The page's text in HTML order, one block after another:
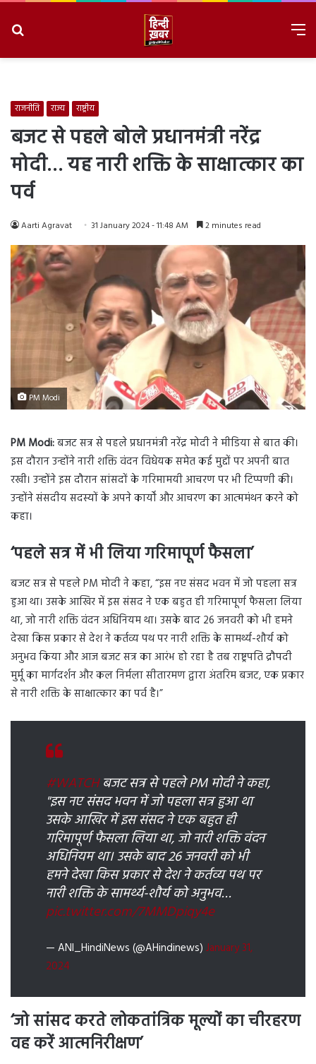
राजनीति राज्य राष्ट्रीय
बजट से पहले बोले प्रधानमंत्री नरेंद्र
मोदी… यह नारी शक्ति के साक्षात्कार का
पर्व
Aarti Agravat 31 January 2024 - 11:48 AM 2 minutes read
PM Modi
PM Modi:बजट सत्र से पहले प्रधानमंत्री नरेंद्र मोदी ने मीडिया से बात की।
इस दौरान उन्होंने नारी शक्ति वंदन विधेयक समेत कई मुद्दों पर अपनी बात
रखी। उन्होंने इस दौरान सांसदों के गरिमामयी आचरण पर भी टिप्पणी की।
उन्होंने संसदीय सदस्यों के अपने कार्यों और आचरण का आत्ममंथन करने को
कहा।
‘पहले सत्र में भी लिया गरिमापूर्ण फैसला’
बजट सत्र से पहले PM मोदी ने कहा, “इस नए संसद भवन में जो पहला सत्र
हुआ था। उसके आखिर में इस संसद ने एक बहुत ही गरिमापूर्ण फैसला लिया
था, जो नारी शक्ति वंदन अधिनियम था। उसके बाद 26 जनवरी को भी हमने
देखा किस प्रकार से देश ने कर्तव्य पथ पर नारी शक्ति के सामर्थ्य-शौर्य को
अनुभव किया और आज बजट सत्र का आरंभ हो रहा है तब राष्ट्रपति द्रौपदी
मुर्मू का मार्गदर्शन और कल निर्मला सीतारमण द्वारा अंतरिम बजट, एक प्रकार
से नारी शक्ति के साक्षात्कार का पर्व है।”
#WATCHबजट सत्र से पहले PM मोदी ने कहा,
"इस नए संसद भवन में जो पहला सत्र हुआ था
उसके आखिर में इस संसद ने एक बहुत ही
गरिमापूर्ण फैसला लिया था, जो नारी शक्ति वंदन
अधिनियम था। उसके बाद 26 जनवरी को भी
हमने देखा किस प्रकार से देश ने कर्तव्य पथ पर
नारी शक्ति के सामर्थ्य-शौर्य को अनुभव…
pic.twitter.com/7MMDpiqy4e
— ANI_HindiNews (@AHindinews) January 31,
2024
‘जो सांसद करते लोकतांत्रिक मूल्यों का चीरहरण
वह करें आत्मनिरीक्षण’